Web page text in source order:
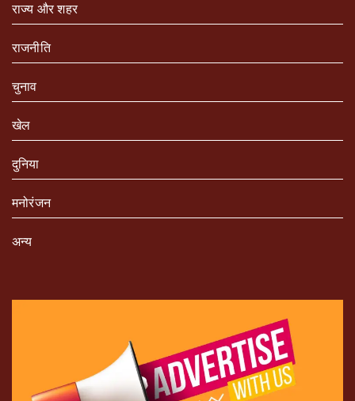
राज्य और शहर
राजनीति
चुनाव
खेल
दुनिया
मनोरंजन
अन्य